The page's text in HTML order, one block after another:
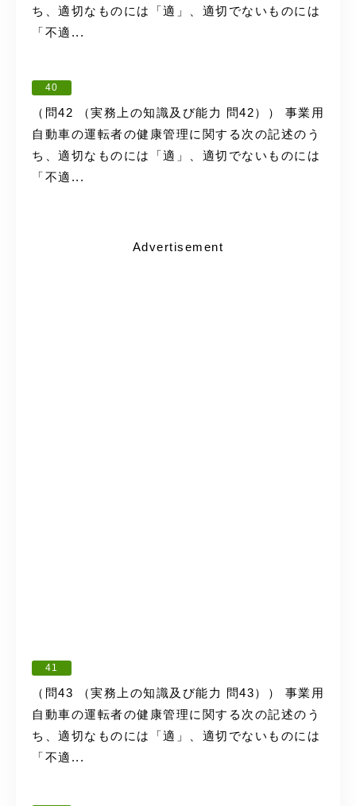
ち、適切なものには「適」、適切でないものには
「不適...
40
（問42 （実務上の知識及び能力 問42）） 事業用
自動車の運転者の健康管理に関する次の記述のう
ち、適切なものには「適」、適切でないものには
「不適...
Advertisement
41
（問43 （実務上の知識及び能力 問43）） 事業用
自動車の運転者の健康管理に関する次の記述のう
ち、適切なものには「適」、適切でないものには
「不適...